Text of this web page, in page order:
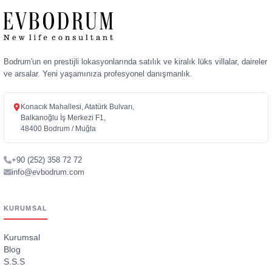
Bodrum'un en prestijli lokasyonlarında satılık ve kiralık lüks villalar, daireler
ve arsalar. Yeni yaşamınıza profesyonel danışmanlık.
Konacık Mahallesi, Atatürk Bulvarı,
Balkanoğlu İş Merkezi F1,
48400 Bodrum / Muğla
+90 (252) 358 72 72
info@evbodrum.com
KURUMSAL
Kurumsal
Blog
S.S.S